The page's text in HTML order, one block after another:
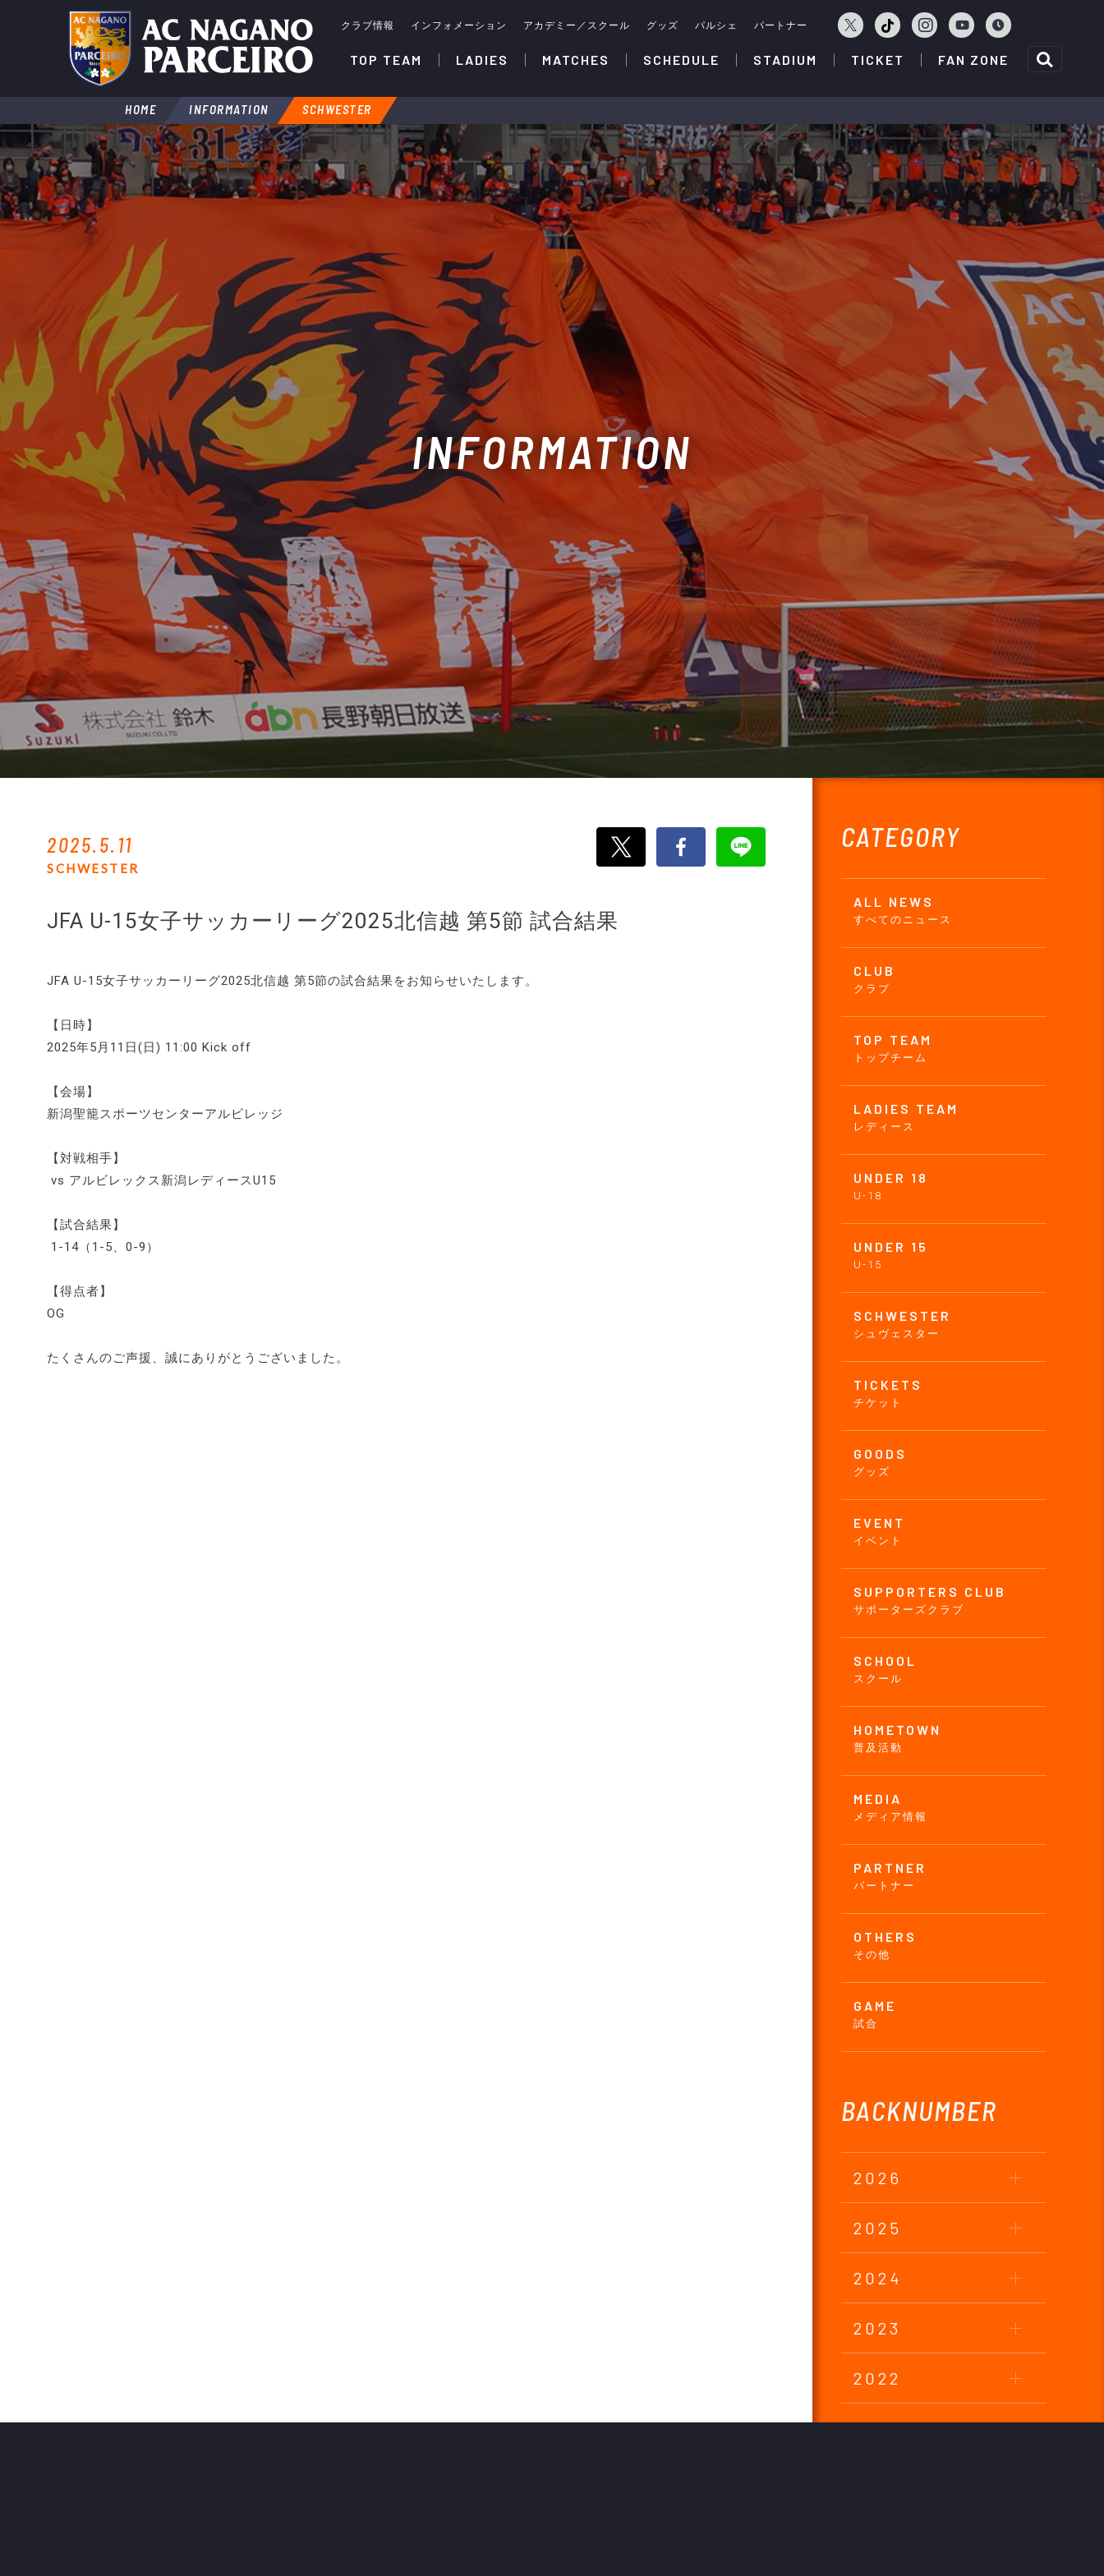
クラブ情報 インフォメーション アカデミー／スクール グッズ パルシェ パートナー
TOP TEAM LADIES MATCHES SCHEDULE STADIUM TICKET FAN ZONE
HOME INFORMATION SCHWESTER
INFORMATION
CATEGORY
ALL NEWS
すべてのニュース
CLUB
クラブ
TOP TEAM
トップチーム
LADIES TEAM
レディース
UNDER 18
U-18
UNDER 15
U-15
SCHWESTER
シュヴェスター
TICKETS
チケット
GOODS
グッズ
EVENT
イベント
SUPPORTERS CLUB
サポーターズクラブ
SCHOOL
スクール
HOMETOWN
普及活動
MEDIA
メディア情報
PARTNER
パートナー
OTHERS
その他
GAME
試合
BACKNUMBER
2026
2025
2024
2023
2022
2021
2025.5.11
SCHWESTER
JFA U-15女子サッカーリーグ2025北信越 第5節 試合結果
JFA U-15女子サッカーリーグ2025北信越 第5節の試合結果をお知らせいたします。
【日時】
2025年5月11日(日) 11:00 Kick off
【会場】
新潟聖籠スポーツセンターアルビレッジ
【対戦相手】
vs アルビレックス新潟レディースU15
【試合結果】
1-14（1-5、0-9）
【得点者】
OG
たくさんのご声援、誠にありがとうございました。